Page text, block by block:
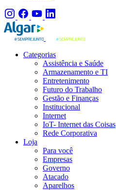
Categorias
Assistência e Saúde
Armazenamento e TI
Entretenimento
Futuro do Trabalho
Gestão e Finanças
Institucional
Internet
IoT- Internet das Coisas
Rede Corporativa
Loja
Para você
Empresas
Governo
Atacado
Aparelhos